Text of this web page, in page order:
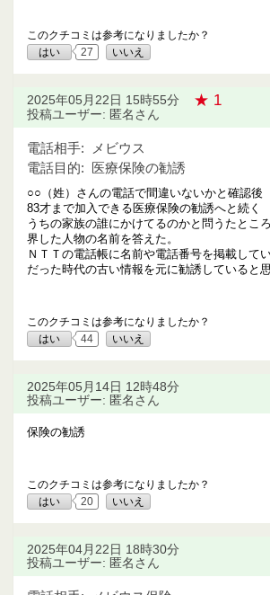
このクチコミは参考になりましたか？
はい
27 いいえ
2025年05月22日 15時55分 ★ 1
投稿ユーザー: 匿名さん
電話相手:
メビウス
電話目的: 医療保険の勧誘
○○（姓）さんの電話で間違いないかと確認後
83才まで加入できる医療保険の勧誘へと続く
うちの家族の誰にかけてるのかと問うたとこ
界した人物の名前を答えた。
ＮＴＴの電話帳に名前や電話番号を掲載して
だった時代の古い情報を元に勧誘していると思
このクチコミは参考になりましたか？
はい
44 いいえ
2025年05月14日 12時48分
投稿ユーザー: 匿名さん
保険の勧誘
このクチコミは参考になりましたか？
はい
20 いいえ
2025年04月22日 18時30分
投稿ユーザー: 匿名さん